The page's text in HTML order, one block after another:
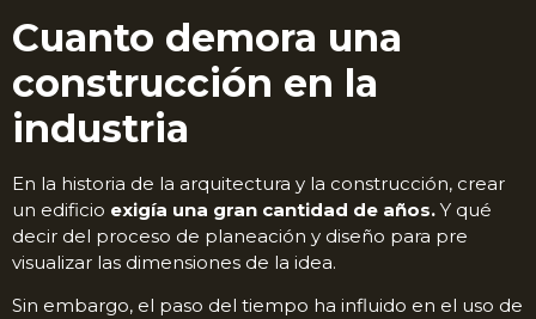
Cuanto demora una
construcción en la
industria
En la historia de la arquitectura y la construcción, crear
un edificio exigía una gran cantidad de años. Y qué
decir del proceso de planeación y diseño para pre
visualizar las dimensiones de la idea.
Sin embargo, el paso del tiempo ha influido en el uso de